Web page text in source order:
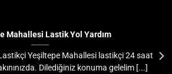
Mahallesi Lastik Yol Yardım
Yeşiltepe Mahallesi lastikçi 24 saat
Dilediğiniz konuma gelelim [...]